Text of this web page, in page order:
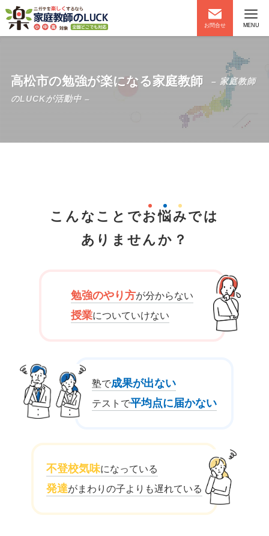
お問合せ MENU
高松市の勉強が楽になる家庭教師
– 家庭教師
のLUCKが活動中 –
こんなことでお悩みでは
ありませんか？
勉強のやり方が分からない
授業についていけない
塾で成果が出ない
テストで平均点に届かない
不登校気味になっている
発達がまわりの子よりも遅れている